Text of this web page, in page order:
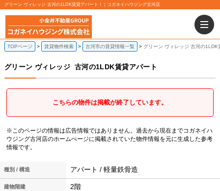
グリーン ヴィレッジ 古河の1LDK賃貸アパート！｜コガネイハウジング古河店
TOPページ 賃貸物件検索 古河市の賃貸情報一覧 グリーン ヴィレッジ 古河の1LDK
グリーン ヴィレッジ 古河の1LDK賃貸アパート
こちらの物件は掲載が終了しています。
※このページの情報は広告情報ではありません。過去から現在までコガネイハ
ウジング古河店のホームぺージに掲載されていた物件情報を元に生成した参考
情報です。
種別 / 構造 アパート / 軽量鉄骨造
建物階建 2階